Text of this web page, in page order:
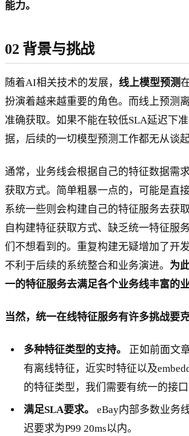
能力。
02 背景与挑战
随着AI相关技术的发展， 线上模型预测
扮演着越来越重要的角色。而线上预测
准确获取。如果不能在较低SLA延迟下
据，后续的一切模型预测工作都无从谈起
通常，业务线会根据自己的特征数据需
获取方式。简单粗暴一点的，可能是直
系统一些则会构建自己的特征服务去获
自构建特征获取方式、缺乏统一特征服
们不想看到的。重复构建无疑增加了开
不利于后续的系统整合和业务演进。 为
一的特征服务去满足各个业务线丰富的业
当然，统一在线特征服务有许多挑战要克
多种特征类型的支持。
正如前面文
有离线特征，近实时特征以及
的特征类型，我们需要有统一的接口
满足SLA要求。
eBay内部多数业务
迟要求为P99 20ms以内。